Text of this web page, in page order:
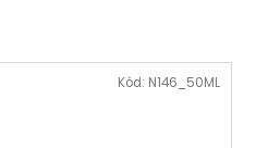
Kód: N146_50ML